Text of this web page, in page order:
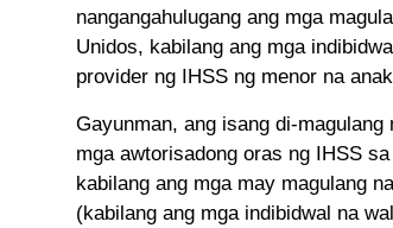
nangangahulugang ang mga
Unidos, kabilang ang mga
provider ng IHSS ng menor na
Gayunman, ang isang di-
mga awtorisadong oras ng IHSS
kabilang ang mga may magulang
(kabilang ang mga indibidwal na